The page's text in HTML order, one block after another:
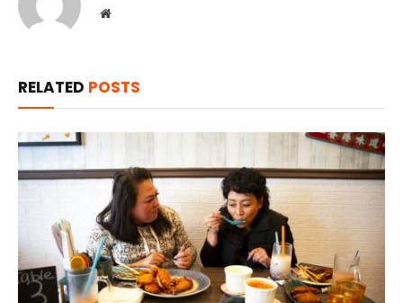
Website
RELATED POSTS